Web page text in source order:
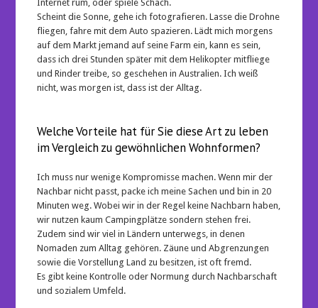
Internet rum, oder spiele Schach.
Scheint die Sonne, gehe ich fotografieren. Lasse die Drohne
fliegen, fahre mit dem Auto spazieren. Lädt mich morgens
auf dem Markt jemand auf seine Farm ein, kann es sein,
dass ich drei Stunden später mit dem Helikopter mitfliege
und Rinder treibe, so geschehen in Australien. Ich weiß
nicht, was morgen ist, dass ist der Alltag.
Welche Vorteile hat für Sie diese Art zu leben
im Vergleich zu gewöhnlichen Wohnformen?
Ich muss nur wenige Kompromisse machen. Wenn mir der
Nachbar nicht passt, packe ich meine Sachen und bin in 20
Minuten weg. Wobei wir in der Regel keine Nachbarn haben,
wir nutzen kaum Campingplätze sondern stehen frei.
Zudem sind wir viel in Ländern unterwegs, in denen
Nomaden zum Alltag gehören. Zäune und Abgrenzungen
sowie die Vorstellung Land zu besitzen, ist oft fremd.
Es gibt keine Kontrolle oder Normung durch Nachbarschaft
und sozialem Umfeld.